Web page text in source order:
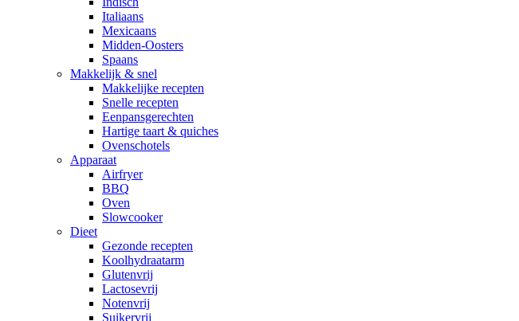
Italiaans
Mexicaans
Midden-Oosters
Spaans
Makkelijk & snel
Makkelijke recepten
Snelle recepten
Eenpansgerechten
Hartige taart & quiches
Ovenschotels
Apparaat
Airfryer
BBQ
Oven
Slowcooker
Dieet
Gezonde recepten
Koolhydraatarm
Glutenvrij
Lactosevrij
Notenvrij
Suikervrij